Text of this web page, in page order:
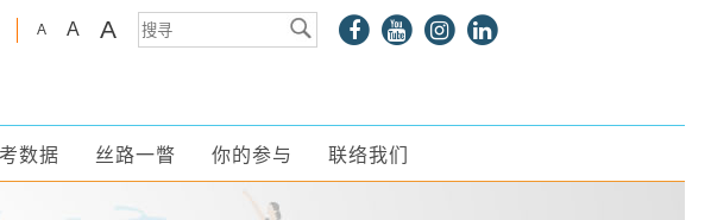
A A A
数据 丝路一瞥 你的参与 联络我们